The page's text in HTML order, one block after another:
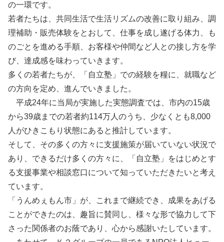
の一環です。
若者たちは、共同生活で生活リズムの改善に取り組み、調
理補助・販売体験をとおして、仕事を成し遂げる体力、も
のごとを進める手順、お客様や仲間など人との接し方を学
び、達成感を味わっていきます。
多くの若者たちが、「自立塾」での経験を糧に、就職など
の方向を定め、進んでいきました。
平成24年に当局が実施した実態調査では、市内の15歳
から39歳までの若者約114万人のうち、少なくとも8,000
人がひきこもり状態にあると推計しています。
そして、その多くの方々に支援施策が届いていない状況で
あり、できるだけ多くの方々に、「自立塾」をはじめとす
る支援事業や相談窓口について知っていただきたいと考え
ています。
「うんめぇもん市」が、これまで継続でき、成果をあげる
ことができたのは、趣旨に賛同し、様々な形で協力して下
さった関係者のお蔭であり、心から感謝いたしています。